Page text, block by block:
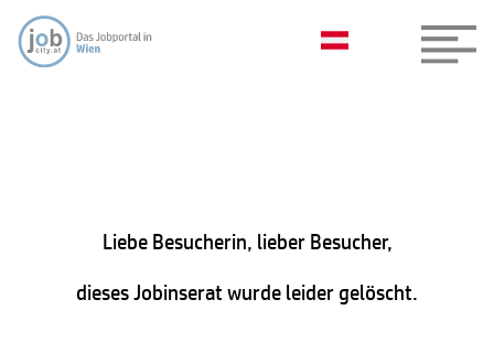
Liebe Besucherin, lieber Besucher,
dieses Jobinserat wurde leider gelöscht.